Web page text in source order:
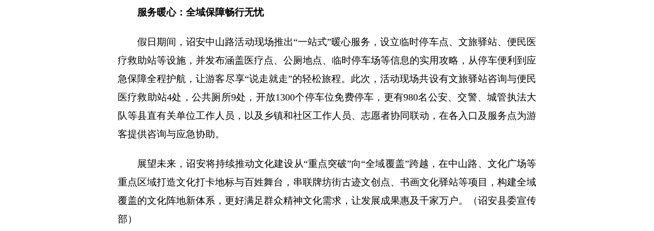
服务暖心：全域保障畅行无忧
假日期间，诏安中山路活动现场推出“一站式”暖心服务，设立临时停车点、文旅驿站、便民医
疗救助站等设施，并发布涵盖医疗点、公厕地点、临时停车场等信息的实用攻略，从停车便利到应
急保障全程护航，让游客尽享“说走就走”的轻松旅程。此次，活动现场共设有文旅驿站咨询与便民
医疗救助站4处，公共厕所9处，开放1300个停车位免费停车，更有980名公安、交警、城管执法大
队等县直有关单位工作人员，以及乡镇和社区工作人员、志愿者协同联动，在各入口及服务点为游
客提供咨询与应急协助。
展望未来，诏安将持续推动文化建设从“重点突破”向“全域覆盖”跨越，在中山路、文化广场等
重点区域打造文化打卡地标与百姓舞台，串联牌坊街古迹文创点、书画文化驿站等项目，构建全域
覆盖的文化阵地新体系，更好满足群众精神文化需求，让发展成果惠及千家万户。（诏安县委宣传
部）